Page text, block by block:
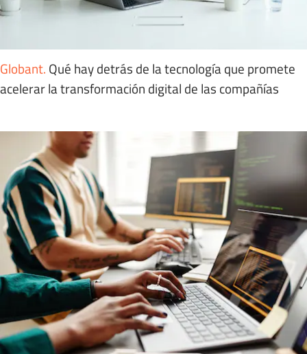
Globant. Qué hay detrás de la tecnología que promete
acelerar la transformación digital de las compañías